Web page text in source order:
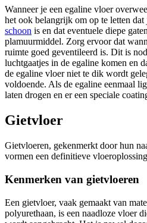
Wanneer je een egaline vloer
het ook belangrijk om op te letten dat
schoon is en dat eventuele diepe
plamuurmiddel. Zorg ervoor dat
ruimte goed geventileerd is. Dit is
luchtgaatjes in de egaline komen en
de egaline vloer niet te dik wordt
voldoende. Als de egaline eenmaal
laten drogen en er een speciale
Gietvloer
Gietvloeren, gekenmerkt door hun
vormen een definitieve
Kenmerken van gietvloeren
Een gietvloer, vaak gemaakt van
polyurethaan, is een naadloze vloer